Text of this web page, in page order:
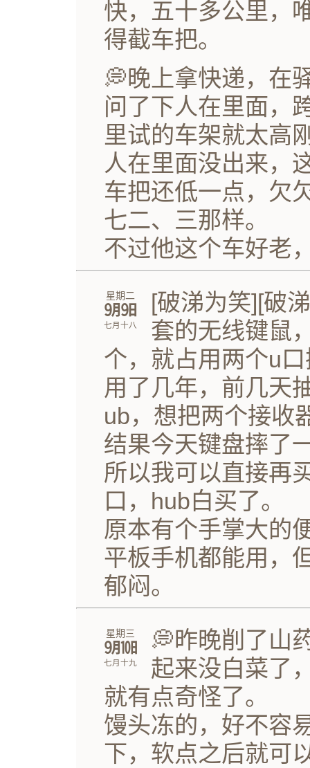
快，五十多公里，
得截车把。
💭晚上拿快递，在
问了下人在里面，
里试的车架就太高
人在里面没出来，
车把还低一点，欠
七二、三那样。
不过他这个车好老
星期二
㋈㏨
七月十八
[破涕为笑][破
套的无线键鼠
个，就占用两个u
用了几年，前几天
ub，想把两个接收
结果今天键盘摔了
所以我可以直接再
口，hub白买了。
原本有个手掌大的
平板手机都能用，
郁闷。
星期三
㋈㏩
七月十九
💭昨晚削了山
起来没白菜了
就有点奇怪了。
馒头冻的，好不容
下，软点之后就可